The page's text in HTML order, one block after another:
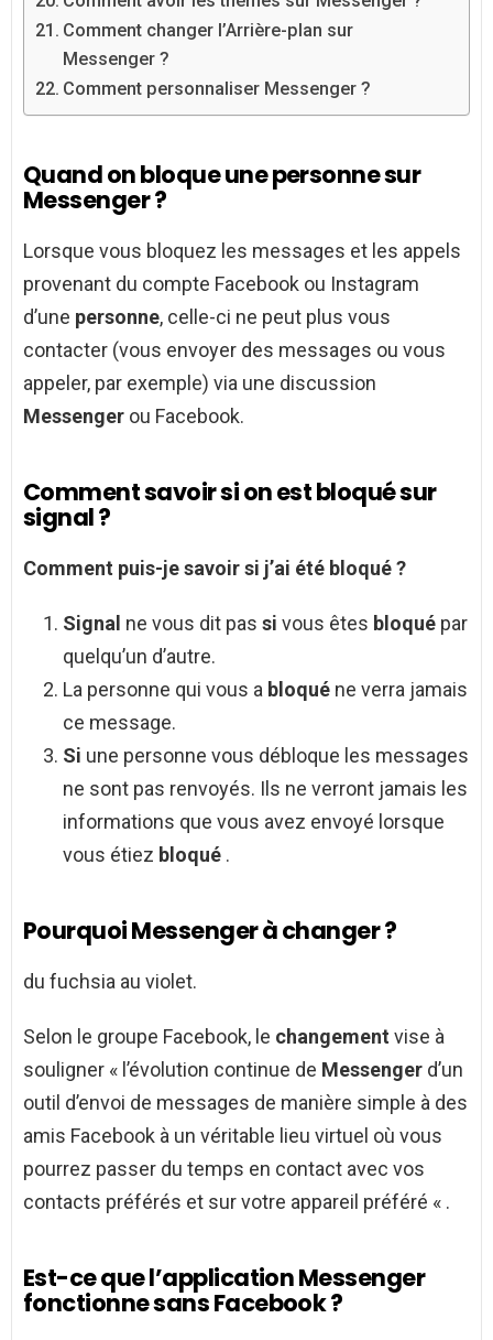
Comment changer l’Arrière-plan sur
Messenger ?
Comment personnaliser Messenger ?
Quand on bloque une personne sur
Messenger ?
Lorsque vous bloquez les messages et les appels
provenant du compte Facebook ou Instagram
d’une personne, celle-ci ne peut plus vous
contacter (vous envoyer des messages ou vous
appeler, par exemple) via une discussion
Messenger ou Facebook.
Comment savoir si on est bloqué sur
signal ?
Comment puis-jesavoir si j’ai été bloqué?
Signal ne vous dit pas si vous êtes bloqué par
quelqu’un d’autre.
La personne qui vous a bloqué ne verra jamais
ce message.
Si une personne vous débloque les messages
ne sont pas renvoyés. Ils ne verront jamais les
informations que vous avez envoyé lorsque
vous étiez bloqué .
Pourquoi Messenger à changer ?
du fuchsia au violet.
Selon le groupe Facebook, le changement vise à
souligner « l’évolution continue de Messenger d’un
outil d’envoi de messages de manière simple à des
amis Facebook à un véritable lieu virtuel où vous
pourrez passer du temps en contact avec vos
contacts préférés et sur votre appareil préféré « .
Est-ce que l’application Messenger
fonctionne sans Facebook ?